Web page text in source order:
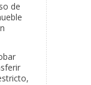
de